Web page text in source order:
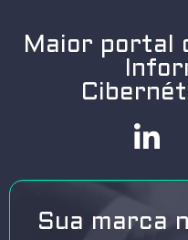
Maior portal
Sua marca